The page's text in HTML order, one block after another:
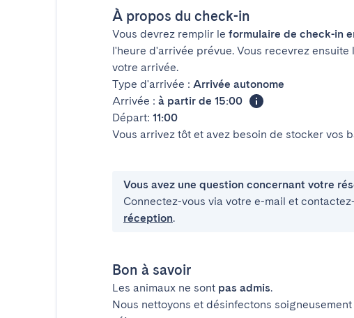
À propos du check-in
Vous devrez remplir le formulaire de check-in
l'heure d'arrivée prévue. Vous recevrez ensuite
votre arrivée.
Type d'arrivée : Arrivée autonome
Arrivée : à partir de 15:00
Départ: 11:00
Vous arrivez tôt et avez besoin de stocker vos
Vous avez une question concernant votre
Connectez-vous via votre e-mail et
réception.
Bon à savoir
Les animaux ne sont pas admis.
Nous nettoyons et désinfectons